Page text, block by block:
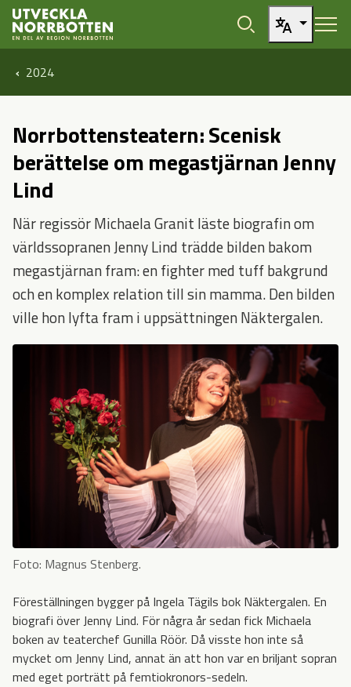
Öppna sidans huvudnavigering
Hoppa till sidans innehåll
2024
Norrbottensteatern: Scenisk
berättelse om megastjärnan Jenny
Lind
När regissör Michaela Granit läste biografin om
världssopranen Jenny Lind trädde bilden bakom
megastjärnan fram: en fighter med tuff bakgrund
och en komplex relation till sin mamma. Den bilden
ville hon lyfta fram i uppsättningen Näktergalen.
Foto: Magnus Stenberg.
Föreställningen bygger på Ingela Tägils bok Näktergalen. En
biografi över Jenny Lind. För några år sedan fick Michaela
boken av teaterchef Gunilla Röör. Då visste hon inte så
mycket om Jenny Lind, annat än att hon var en briljant sopran
med eget porträtt på femtiokronors-sedeln.